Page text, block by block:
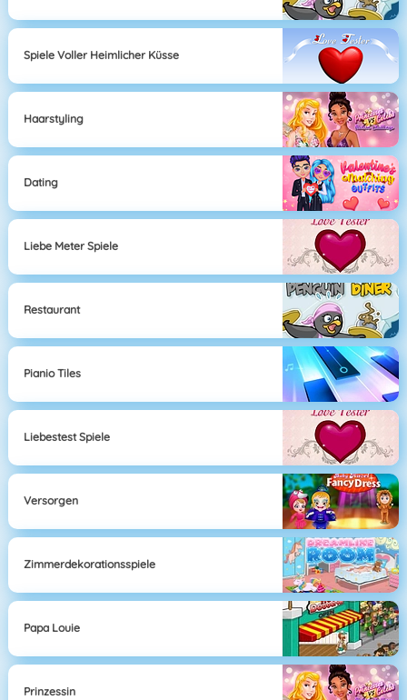
Spiele Voller Heimlicher Küsse
Haarstyling
Dating
Liebe Meter Spiele
Restaurant
Pianio Tiles
Liebestest Spiele
Versorgen
Zimmerdekorationsspiele
Papa Louie
Prinzessin